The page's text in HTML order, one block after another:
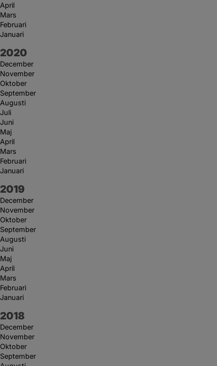
April
Mars
Februari
Januari
År:
2020
December
November
Oktober
September
Augusti
Juli
Juni
Maj
April
Mars
Februari
Januari
År:
2019
December
November
Oktober
September
Augusti
Juni
Maj
April
Mars
Februari
Januari
År:
2018
December
November
Oktober
September